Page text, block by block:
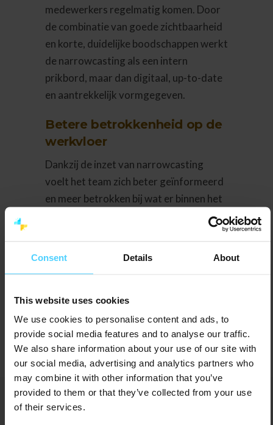
Consent Details About
This website uses cookies
We use cookies to personalise content and ads, to
provide social media features and to analyse our traffic.
We also share information about your use of our site with
our social media, advertising and analytics partners who
may combine it with other information that you’ve
provided to them or that they’ve collected from your use
of their services.
medewerkers regelmatig komen. Door
de combinatie van goede zichtbaarheid
en korte, duidelijke boodschappen werkt
de narrowcasting als een intern
prikbord, maar dan digitaal, up-to-date
en aantrekkelijk vormgegeven.
Betere betrokkenheid op de
werkvloer
Dankzij de inzet van narrowcasting
voelt het team zich beter geïnformeerd
en meer betrokken bij wat er binnen het
bedrijf speelt. Het helpt om collega’s te
oplevert.